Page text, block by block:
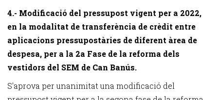
4.- Modificació del pressupost vigent per a 2022,
en la modalitat de transferència de crèdit entre
aplicacions pressupostàries de diferent àrea de
despesa, per a la 2a Fase de la reforma dels
vestidors del SEM de Can Banús.
S'aprova per unanimitat una modificació del